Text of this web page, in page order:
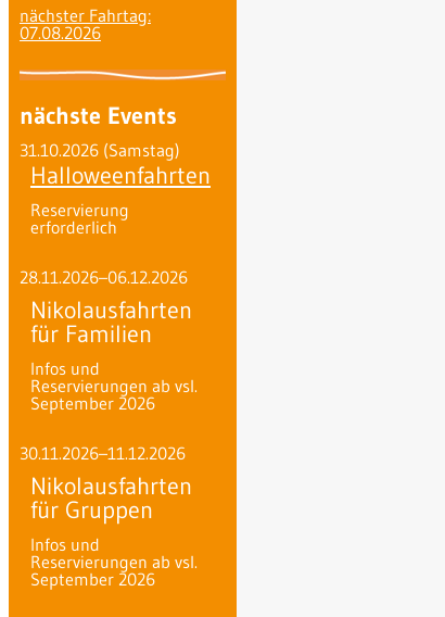
nächster Fahrtag:
07.08.2026
nächste Events
31.10.2026 (Samstag)
Halloweenfahrten
Reservierung
erforderlich
28.11.2026–06.12.2026
Nikolausfahrten
für Familien
Infos und
Reservierungen ab vsl.
September 2026
30.11.2026–11.12.2026
Nikolausfahrten
für Gruppen
Infos und
Reservierungen ab vsl.
September 2026